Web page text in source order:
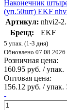
Наконечник
(уп.50шт) EKF
Артикул: nhvi2-
Бренд:
EKF
5 упак. (1-3 дня)
Обновлено 07.08.2026
Розничная цена:
160.95 руб. / упак.
Оптовая цена:
156.12 руб. / упак.
-